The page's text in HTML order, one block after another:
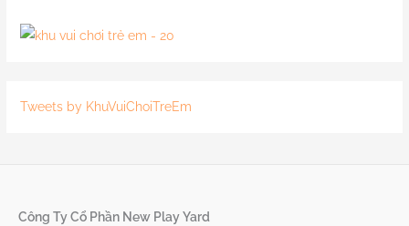
Tweets by KhuVuiChoiTreEm
Công Ty Cổ Phần New Play Yard